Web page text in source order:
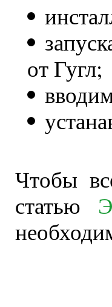
от Гугл;
Чтобы
статью